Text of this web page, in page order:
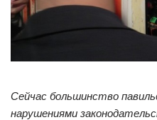
Сейчас большинство
нарушениями